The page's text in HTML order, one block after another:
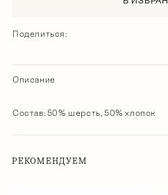
Поделиться:
Описание
Состав: 50% шерсть, 50% хлопок
РЕКОМЕНДУЕМ